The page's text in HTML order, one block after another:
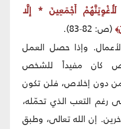
أَجْمَعِينَ * إِلَّا
﴾ (ص: 82-83).
وإذا حصل العمل
كان مفيداً للشخص
من دون إخلاص، فلن تكون
رغم التعب الذي تحمّله،
إن الله تعالى، وطبق